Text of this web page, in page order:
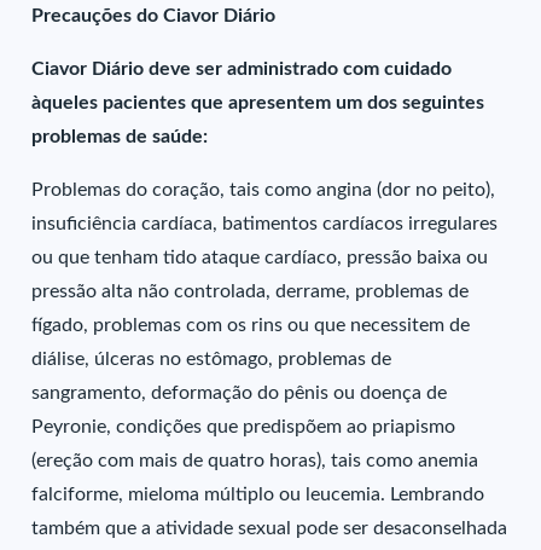
Precauções do Ciavor Diário
Ciavor Diário deve ser administrado com cuidado
àqueles pacientes que apresentem um dos seguintes
problemas de saúde:
Problemas do coração, tais como angina (dor no peito),
insuficiência cardíaca, batimentos cardíacos irregulares
ou que tenham tido ataque cardíaco, pressão baixa ou
pressão alta não controlada, derrame, problemas de
fígado, problemas com os rins ou que necessitem de
diálise, úlceras no estômago, problemas de
sangramento, deformação do pênis ou doença de
Peyronie, condições que predispõem ao priapismo
(ereção com mais de quatro horas), tais como anemia
falciforme, mieloma múltiplo ou leucemia. Lembrando
também que a atividade sexual pode ser desaconselhada